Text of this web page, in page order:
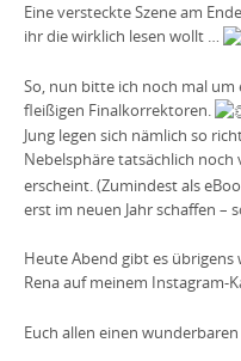
Eine versteckte Szene am
ihr die wirklich lesen wollt …
So, nun bitte ich noch mal
fleißigen Finalkorrektoren.
Jung legen sich nämlich so
Nebelsphäre tatsächlich noch
erscheint. (Zumindest als
erst im neuen Jahr schaffen –
Heute Abend gibt es
Rena auf meinem Instagram-
Euch allen einen